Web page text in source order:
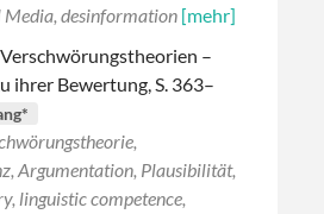
Media, desinformation [mehr]
–
ihrer Bewertung, S. 363–
Argumentation, Plausibilität,
linguistic competence,